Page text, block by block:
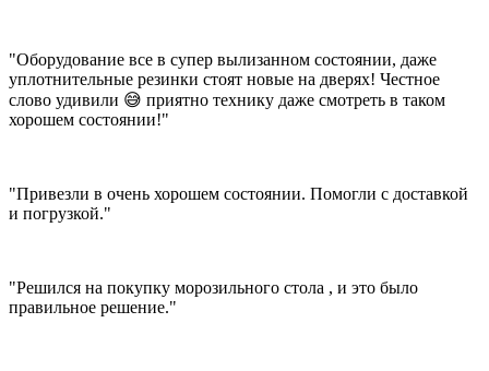
"Оборудование все в супер вылизанном состоянии, даже
уплотнительные резинки стоят новые на дверях! Честное
слово удивили 😅 приятно технику даже смотреть в таком
хорошем состоянии!"
"Привезли в очень хорошем состоянии. Помогли с доставкой
и погрузкой."
"Решился на покупку морозильного стола , и это было
правильное решение."